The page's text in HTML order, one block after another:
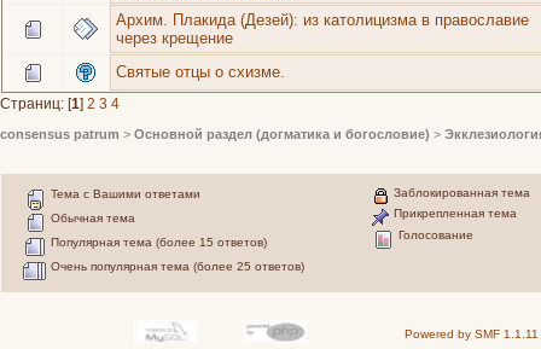
Архим. Плакида (Дезей): из католицизма в православие
через крещение
Святые отцы о схизме.
Страниц: [1] 2 3 4
consensus patrum > Основной раздел (догматика и богословие) >
Тема с Вашими ответами
Обычная тема
Популярная тема (более 15 ответов)
Очень популярная тема (более 25 ответов)
Заблокированная тема
Прикрепленная тема
Голосование
Powered by SMF 1.1.11